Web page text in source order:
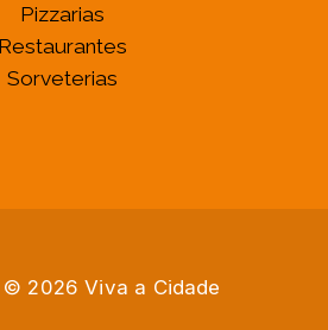
Pizzarias
Restaurantes
Sorveterias
2026 Viva a Cidade